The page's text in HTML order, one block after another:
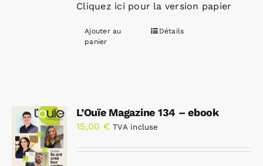
Cliquez ici pour la version papier
Ajouter au
panier
Détails
L’Ouïe Magazine 134 – ebook
15,00 € TVA incluse